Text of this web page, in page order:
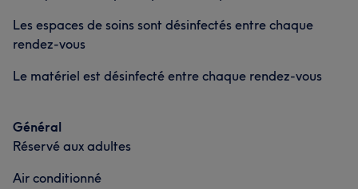
Les espaces de soins sont désinfectés entre chaque
rendez-vous
Le matériel est désinfecté entre chaque rendez-vous
Général
Réservé aux adultes
Air conditionné